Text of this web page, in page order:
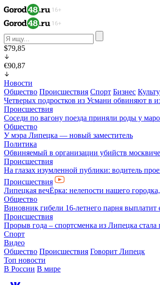
$79,85
€90,87
Новости
Общество Происшествия Спорт Бизнес
Четверых подростков из Усмани обвиняют в
Происшествия
Соседи по вагону поезда приняли роды у
Общество
У мэра Липецка — новый заместитель
Политика
Обвиняемый в организации убийств
Происшествия
На глазах изумленной публики: водитель
Происшествия
Липецкая вечЁрка: нелепости нашего
Общество
Виновник гибели 16-летнего парня выплатит
Происшествия
Прорыв года – спортсменка из Липецка
Спорт
Видео
Общество Происшествия Говорит Липецк
Топ новости
В России В мире